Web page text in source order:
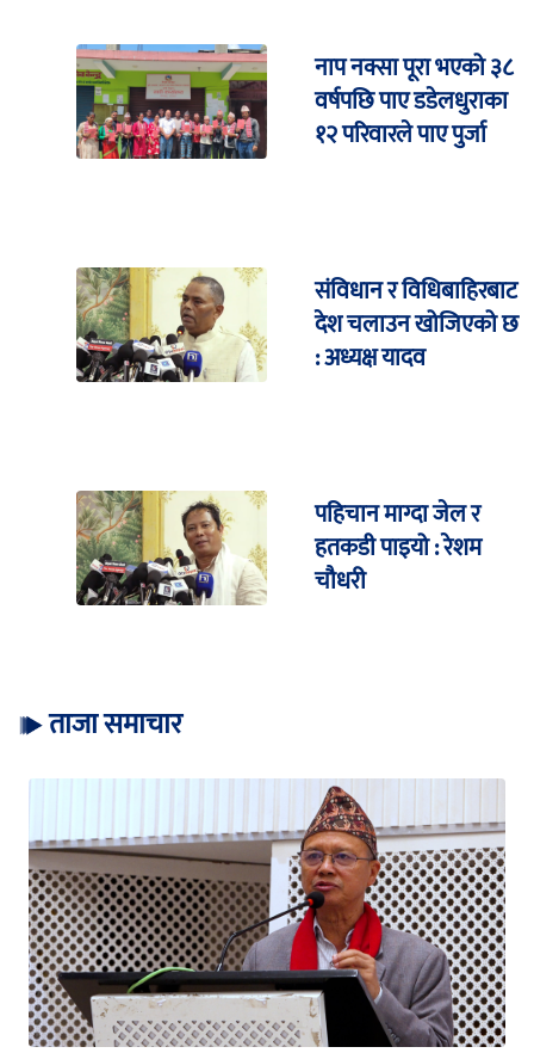
नाप नक्सा पूरा भएको ३८
वर्षपछि पाए डडेलधुराका
१२ परिवारले पाए पुर्जा
संविधान र विधिबाहिरबाट
देश चलाउन खोजिएको छ
: अध्यक्ष यादव
पहिचान माग्दा जेल र
हतकडी पाइयो : रेशम
चौधरी
ताजा समाचार